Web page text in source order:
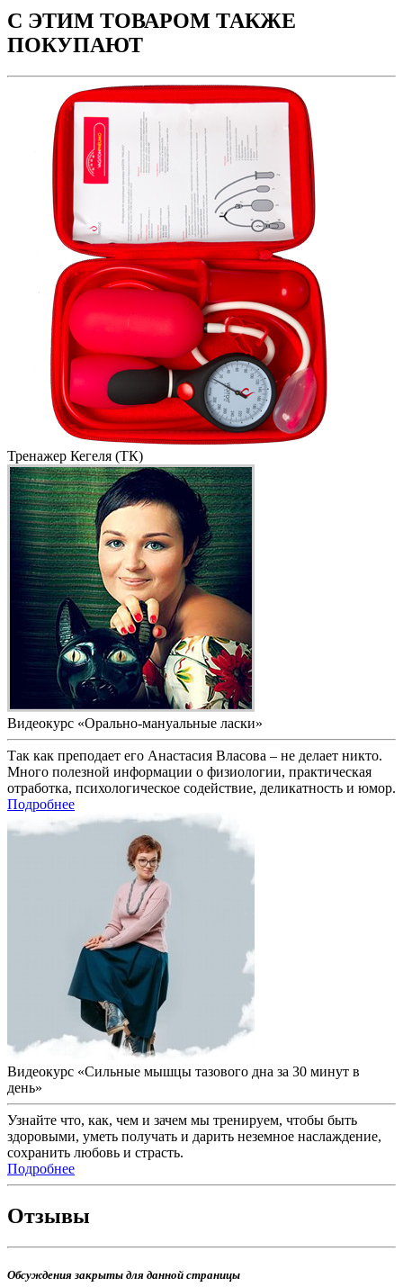
С ЭТИМ ТОВАРОМ ТАКЖЕ
ПОКУПАЮТ
Тренажер Кегеля (ТК)
Видеокурс «Орально-мануальные ласки»
Так как преподает его Анастасия Власова – не делает никто.
Много полезной информации о физиологии, практическая
отработка, психологическое содействие, деликатность и юмор.
Подробнее
Видеокурс «Сильные мышцы тазового дна за 30 минут в
день»
Узнайте что, как, чем и зачем мы тренируем, чтобы быть
здоровыми, уметь получать и дарить неземное наслаждение,
сохранить любовь и страсть.
Подробнее
Отзывы
Обсуждения закрыты для данной страницы